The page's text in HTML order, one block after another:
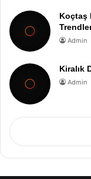
Koçtaş
Admin
Kiralık
Admin